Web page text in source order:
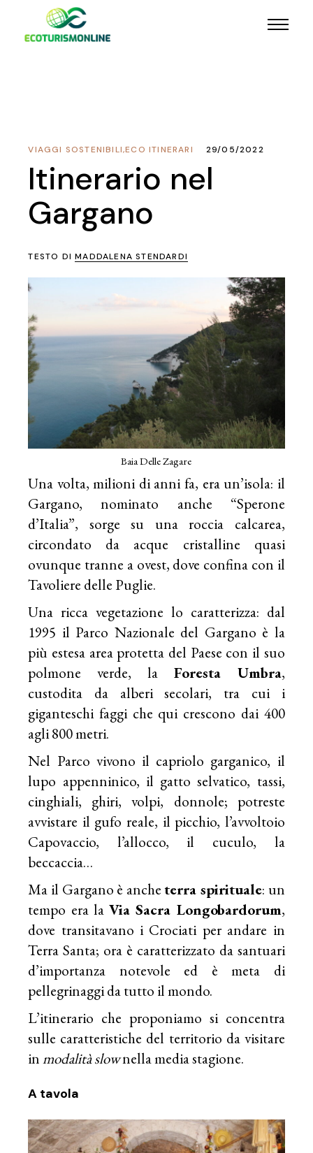
ECO ITINERARI
,
VIAGGI SOSTENIBILI 29/05/2022
Itinerario nel
Gargano
TESTO DIMADDALENA STENDARDI
Baia Delle Zagare
Una volta, milioni di anni fa, era un’isola: il
Gargano, nominato anche “Sperone
d’Italia”, sorge su una roccia calcarea,
circondato da acque cristalline quasi
ovunque tranne a ovest, dove confina con il
Tavoliere delle Puglie.
Una ricca vegetazione lo caratterizza: dal
1995 il Parco Nazionale del Gargano è la
più estesa area protetta del Paese con il suo
polmone verde, la Foresta Umbra,
custodita da alberi secolari, tra cui i
giganteschi faggi che qui crescono dai 400
agli 800 metri.
Nel Parco vivono il capriolo garganico, il
lupo appenninico, il gatto selvatico, tassi,
cinghiali, ghiri, volpi, donnole; potreste
avvistare il gufo reale, il picchio, l’avvoltoio
Capovaccio, l’allocco, il cuculo, la
beccaccia…
Ma il Gargano è ancheterra spirituale: un
tempo era laVia Sacra Longobardorum,
dove transitavano i Crociati per andare in
Terra Santa; ora è caratterizzato da santuari
d’importanza notevole ed è meta di
pellegrinaggi da tutto il mondo.
L’itinerario che proponiamo si concentra
sulle caratteristiche del territorio da visitare
inmodalità slownella media stagione.
A tavola